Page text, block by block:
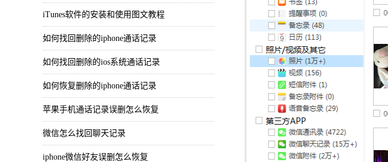
iTunes软件的安装和使用图文教程
如何找回删除的iphone通话记录
如何找回删除的ios系统通话记录
如何恢复删除的iphone通话记录
苹果手机通话记录误删怎么恢复
微信怎么找回聊天记录
iphone微信好友误删怎么恢复